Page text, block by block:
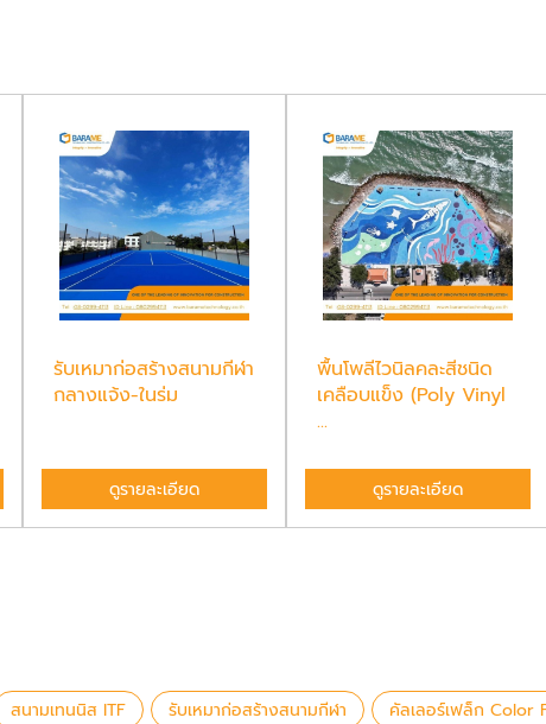
รับเหมาก่อสร้างสนามกีฬา
กลางแจ้ง-ในร่ม
ดูรายละเอียด
พื้นโพลีไวนิลคละสีชนิด
เคลือบแข็ง (Poly Vinyl
...
ดูรายละเอียด
สนามเทนนิส ITF รับเหมาก่อสร้างสนามกีฬา คัลเลอร์เฟล็ก Color